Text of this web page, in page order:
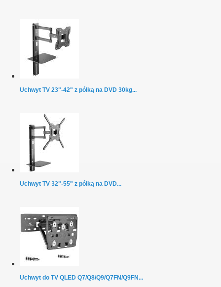
Uchwyt TV 23"-42" z półką na DVD 30kg...
Uchwyt TV 32"-55" z półką na DVD...
Uchwyt do TV QLED Q7/Q8/Q9/Q7FN/Q9FN...